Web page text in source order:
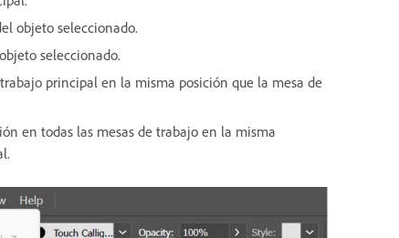
objeto seleccionado.
seleccionado.
principal en la misma posición que la mesa de
en todas las mesas de trabajo en la misma